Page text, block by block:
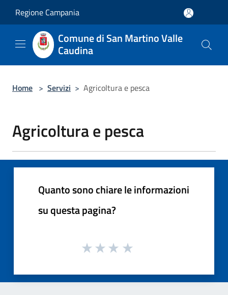
Regione Campania
Comune di San Martino Valle
Caudina
Home > Servizi > Agricoltura e pesca
Agricoltura e pesca
Quanto sono chiare le informazioni
su questa pagina?